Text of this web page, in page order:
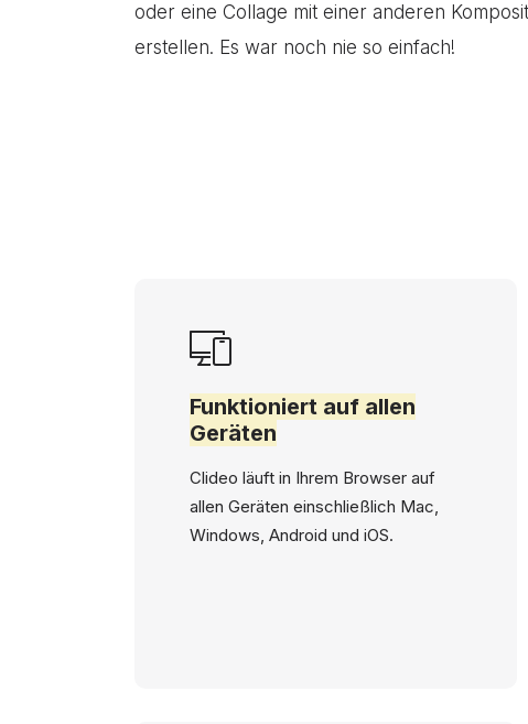
oder eine Collage mit einer anderen
erstellen. Es war noch nie so einfach!
Funktioniert auf allen
Geräten
Clideo läuft in Ihrem Browser auf
allen Geräten einschließlich Mac,
Windows, Android und iOS.